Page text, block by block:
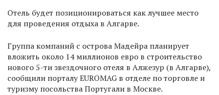
Отель будет позиционироваться как лучшее место
для проведения отдыха в Алгарве.
Группа компаний с острова Мадейра планирует
вложить около 14 миллионов евро в строительство
нового 5-ти звездочного отеля в Алжезур (в Алгарве),
сообщили порталу EUROMAG в отделе по торговле и
туризму посольства Португали в Москве.